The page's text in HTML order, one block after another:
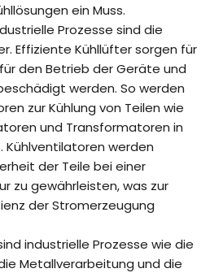
ein Muss.
Prozesse sind die
Effiziente Kühllüfter sorgen für
den Betrieb der Geräte und
werden. So werden
zur Kühlung von Teilen wie
und Transformatoren in
werden
der Teile bei einer
zu gewährleisten, was zur
der Stromerzeugung
industrielle Prozesse wie die
Metallverarbeitung und die